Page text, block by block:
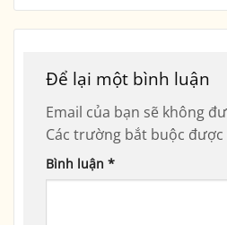
Để lại một bình luận
Email của bạn sẽ không
Các trường bắt buộc
Bình luận *